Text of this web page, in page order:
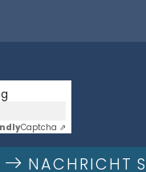
Captcha ⇗
NACHRICHT